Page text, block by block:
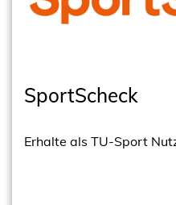
SportScheck
Erhalte als TU-Sport